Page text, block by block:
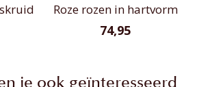
Roze rozen in hartvorm
74,95
je ook geïnteresseerd